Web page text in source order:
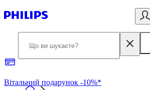
Вітальний подарунок -10%*